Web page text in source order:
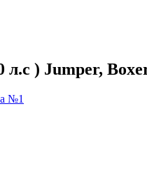
) Jumper,